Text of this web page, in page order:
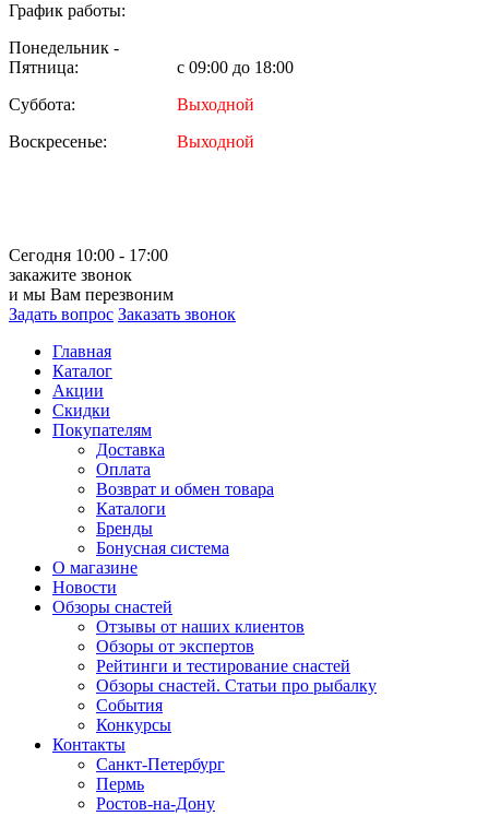
График работы:
Понедельник -
Пятница:
с 09:00 до 18:00
Суббота:
Выходной
Воскресенье:
Выходной
Сегодня 10:00 - 17:00
закажите звонок
и мы Вам перезвоним
Задать вопрос Заказать звонок
Главная
Каталог
Акции
Скидки
Покупателям
Доставка
Оплата
Возврат и обмен товара
Каталоги
Бренды
Бонусная система
О магазине
Новости
Обзоры снастей
Отзывы от наших клиентов
Обзоры от экспертов
Рейтинги и тестирование снастей
Обзоры снастей. Статьи про рыбалку
События
Конкурсы
Контакты
Санкт-Петербург
Пермь
Ростов-на-Дону